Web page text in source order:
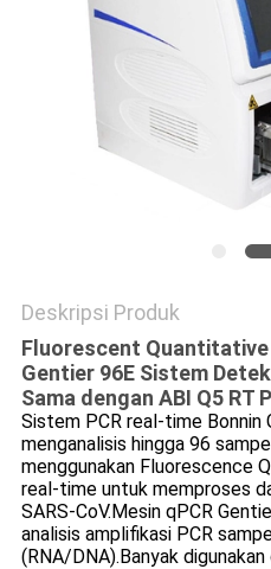
Deskripsi Produk
Fluorescent Quantitative
Gentier 96E Sistem
Sama dengan ABI Q5 RT
Sistem PCR real-time Bonnin
menganalisis hingga 96
menggunakan Fluorescence
real-time untuk memproses
SARS-CoV.Mesin qPCR
analisis amplifikasi PCR
(RNA/DNA).Banyak